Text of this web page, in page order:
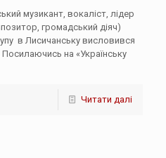
музикант, вокаліст, лідер
громадський діяч)
в Лисичанську висловився
Посилаючись на «Українську
Читати далі